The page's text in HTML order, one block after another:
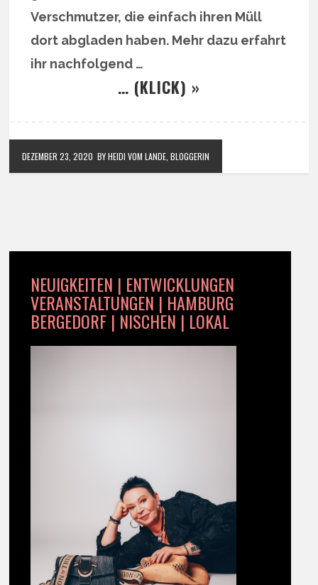
Verschmutzer, die einfach ihren Müll
dort abgladen haben. Mehr dazu erfahrt
ihr nachfolgend …
… (KLICK) »
DEZEMBER 23, 2020 BY HEIDI VOM LANDE, BLOGGERIN
NEUIGKEITEN | ENTWICKLUNGEN
VERANSTALTUNGEN | HAMBURG
BERGEDORF | NISCHEN | LOKAL